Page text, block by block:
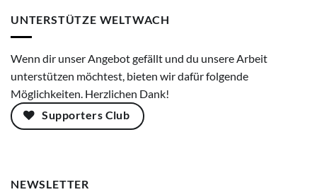
UNTERSTÜTZE WELTWACH
Wenn dir unser Angebot gefällt und du unsere Arbeit
unterstützen möchtest, bieten wir dafür folgende
Möglichkeiten. Herzlichen Dank!
Supporters Club
NEWSLETTER